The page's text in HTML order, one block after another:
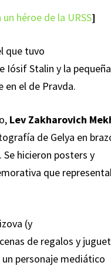
héroe de la URSS]
que tuvo
Stalin y la
el de Pravda.
Lev Zakharovich
de Gelya en
hicieron posters y
que
(y
de regalos y
personaje mediático